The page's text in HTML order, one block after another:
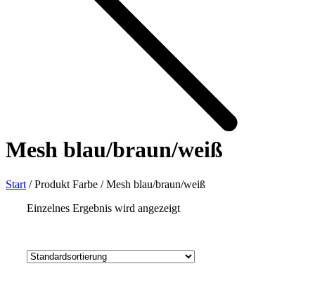
Mesh blau/braun/weiß
Start /Produkt Farbe /Mesh blau/braun/weiß
Einzelnes Ergebnis wird angezeigt